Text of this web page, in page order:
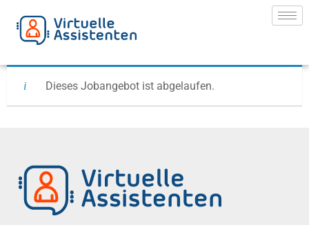
Dieses Jobangebot ist abgelaufen.